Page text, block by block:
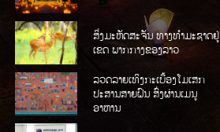
ສິ່ງມະຫັດສະຈັນ ທາງທໍາມະຊາດຢູ່
ເຂດ ພາກກາງຂອງລາວ
ລວດລາຍເທິງກະເບື້ອງໂມເສກ
ປະສານສາຍຝົນ ສົ່ງຜ່ານເມນູ
ອາຫານ